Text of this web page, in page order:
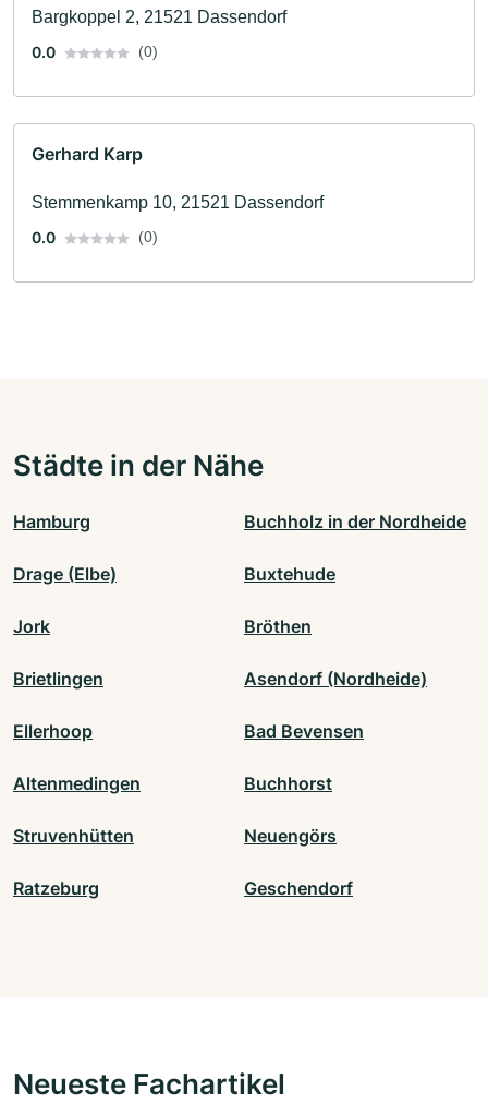
Bargkoppel 2, 21521 Dassendorf
0.0
(0)
Gerhard Karp
Stemmenkamp 10, 21521 Dassendorf
0.0
(0)
Städte in der Nähe
Hamburg Buchholz in der Nordheide
Drage (Elbe) Buxtehude
Jork Bröthen
Brietlingen Asendorf (Nordheide)
Ellerhoop Bad Bevensen
Altenmedingen Buchhorst
Struvenhütten Neuengörs
Ratzeburg Geschendorf
Neueste Fachartikel